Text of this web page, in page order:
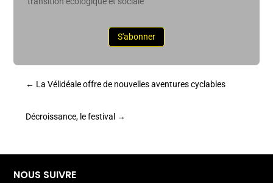
S'abonner
← La Vélidéale offre de nouvelles aventures cyclables
Décroissance, le festival →
NOUS SUIVRE